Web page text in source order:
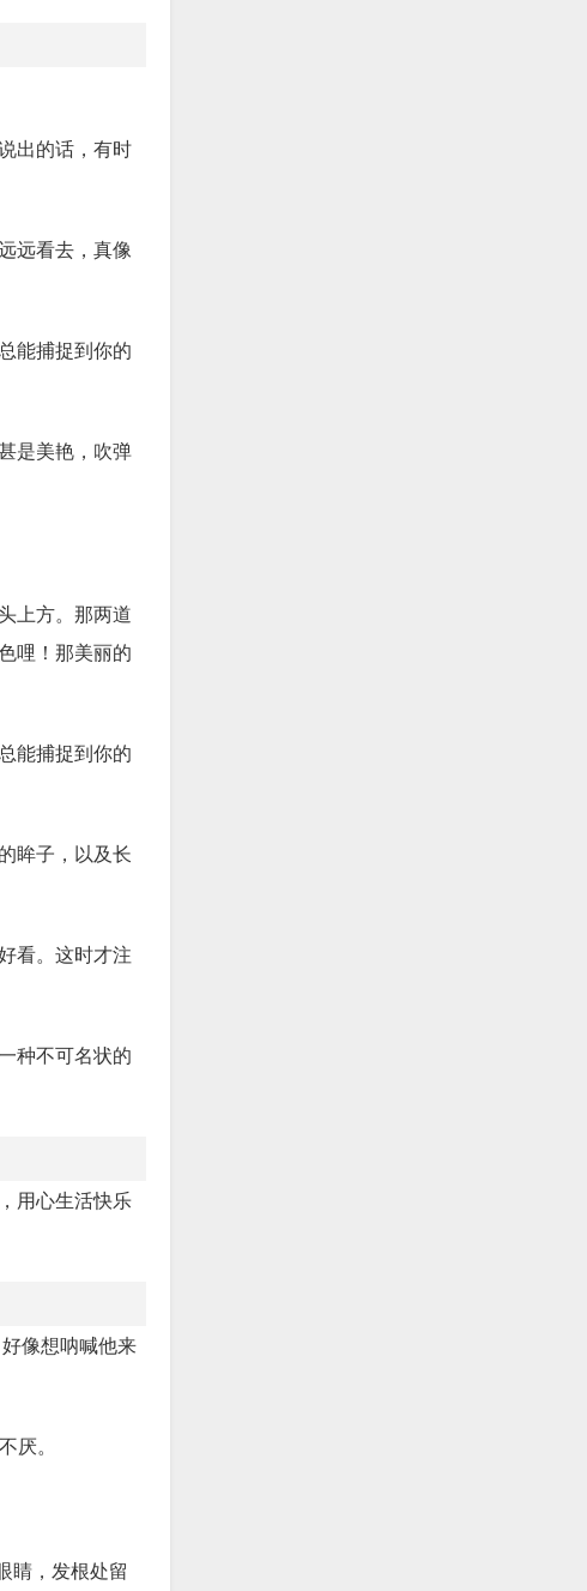
出的话，有时
远看去，真像
能捕捉到你的
是美艳，吹弹
上方。那两道
哩！那美丽的
能捕捉到你的
眸子，以及长
看。这时才注
种不可名状的
用心生活快乐
像想呐喊他来
厌。
睛，发根处留